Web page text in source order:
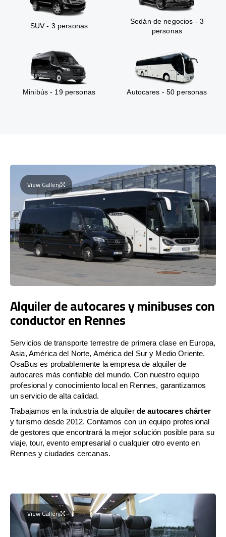
SUV - 3 personas
Sedán de negocios - 3
personas
Minibús - 19 personas Autocares - 50 personas
View Gallery
Alquiler de autocares y minibuses con
conductor en Rennes
Servicios de transporte terrestre de primera clase en Europa,
Asia, América del Norte, América del Sur y Medio Oriente.
OsaBus es probablemente la empresa de alquiler de
autocares más confiable del mundo. Con nuestro equipo
profesional y conocimiento local en Rennes, garantizamos
un servicio de alta calidad.
Trabajamos en la industria de alquiler de autocares chárter
y turismo desde 2012. Contamos con un equipo profesional
de gestores que encontrará la mejor solución posible para su
viaje, tour, evento empresarial o cualquier otro evento en
Rennes y ciudades cercanas.
View Gallery